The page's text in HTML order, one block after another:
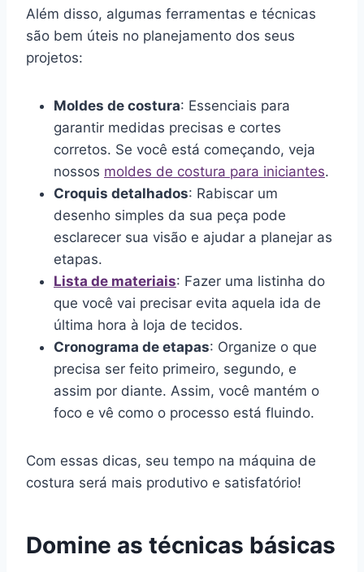
Além disso, algumas ferramentas e técnicas
são bem úteis no planejamento dos seus
projetos:
Moldes de costura: Essenciais para
garantir medidas precisas e cortes
corretos. Se você está começando, veja
nossos moldes de costura para iniciantes.
Croquis detalhados: Rabiscar um
desenho simples da sua peça pode
esclarecer sua visão e ajudar a planejar as
etapas.
Lista de materiais: Fazer uma listinha do
que você vai precisar evita aquela ida de
última hora à loja de tecidos.
Cronograma de etapas: Organize o que
precisa ser feito primeiro, segundo, e
assim por diante. Assim, você mantém o
foco e vê como o processo está fluindo.
Com essas dicas, seu tempo na máquina de
costura será mais produtivo e satisfatório!
Domine as técnicas básicas